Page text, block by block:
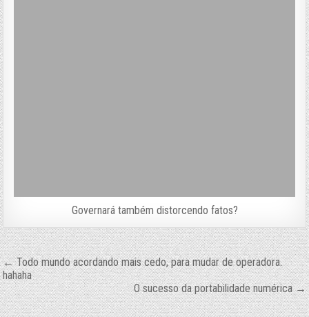
Governará também distorcendo fatos?
Navegação
de
Post
← Todo mundo acordando mais cedo, para mudar de operadora.
hahaha
O sucesso da portabilidade numérica →